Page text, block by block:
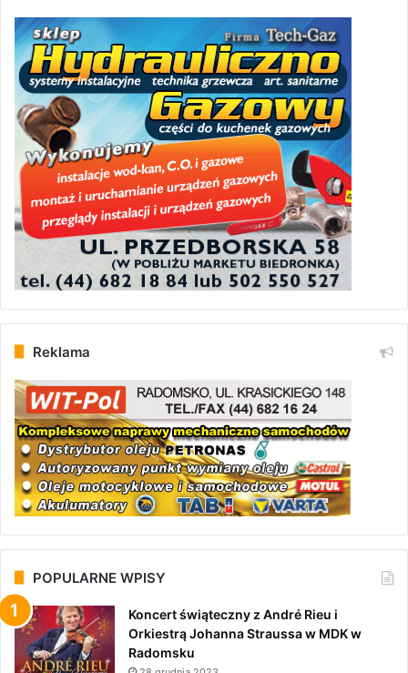
Reklama
POPULARNE WPISY
Koncert świąteczny z André Rieu i
Orkiestrą Johanna Straussa w MDK w
Radomsku